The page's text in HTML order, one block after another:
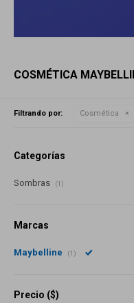
COSMÉTICA
Filtrando por: Cosmética
Categorías
Sombras (1)
Marcas
Maybelline (1)
Precio ($)